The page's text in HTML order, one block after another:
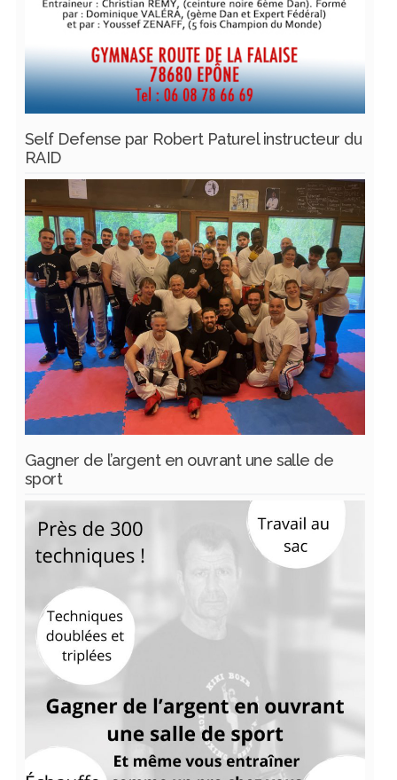
Self Defense par Robert Paturel instructeur du
RAID
Gagner de l’argent en ouvrant une salle de
sport